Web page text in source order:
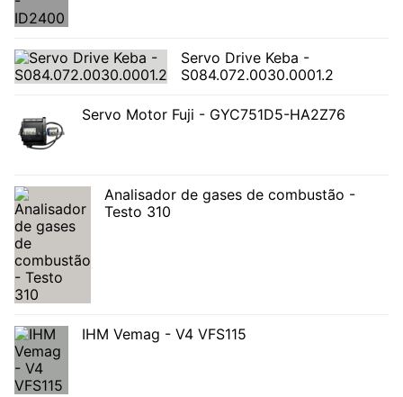
Servo Drive Keba -
S084.072.0030.0001.2
Servo Motor Fuji - GYC751D5-HA2Z76
Analisador de gases de combustão -
Testo 310
IHM Vemag - V4 VFS115